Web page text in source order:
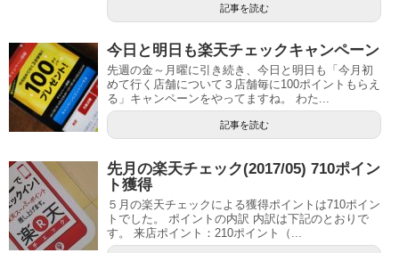
記事を読む
今日と明日も楽天チェックキャンペーン
先週の金～月曜に引き続き、今日と明日も「今月初
めて行く店舗について３店舗毎に100ポイントもらえ
る」キャンペーンをやってますね。 わた...
記事を読む
先月の楽天チェック(2017/05) 710ポイン
ト獲得
５月の楽天チェックによる獲得ポイントは710ポイン
トでした。 ポイントの内訳 内訳は下記のとおりで
す。 来店ポイント：210ポイント（...